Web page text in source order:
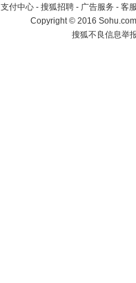
支付中心 - 搜狐招聘 - 广告服务 - 客
Copyright©2016
搜狐不良信息举